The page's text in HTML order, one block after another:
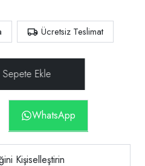
Ücretsiz Teslimat
WhatsApp
Kişiselleştirin